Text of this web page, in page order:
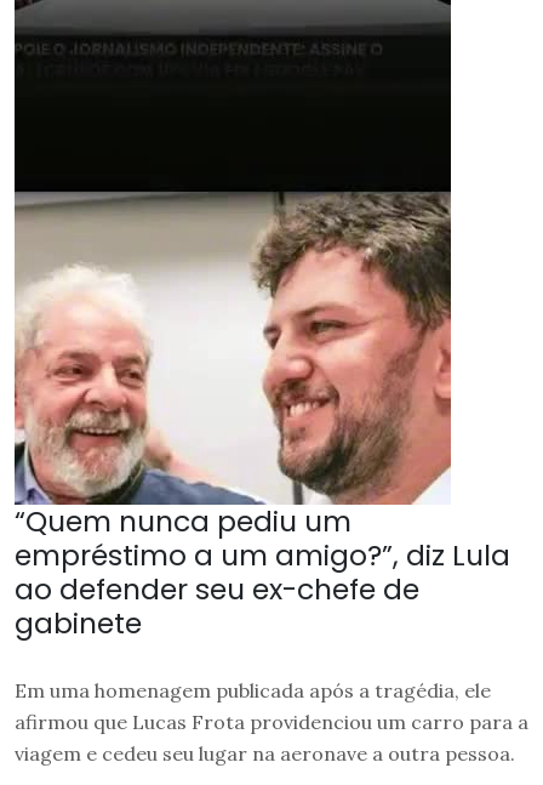
“Quem nunca pediu um
empréstimo a um amigo?”, diz Lula
ao defender seu ex-chefe de
gabinete
Em uma homenagem publicada após a tragédia, ele
afirmou que Lucas Frota providenciou um carro para a
viagem e cedeu seu lugar na aeronave a outra pessoa.